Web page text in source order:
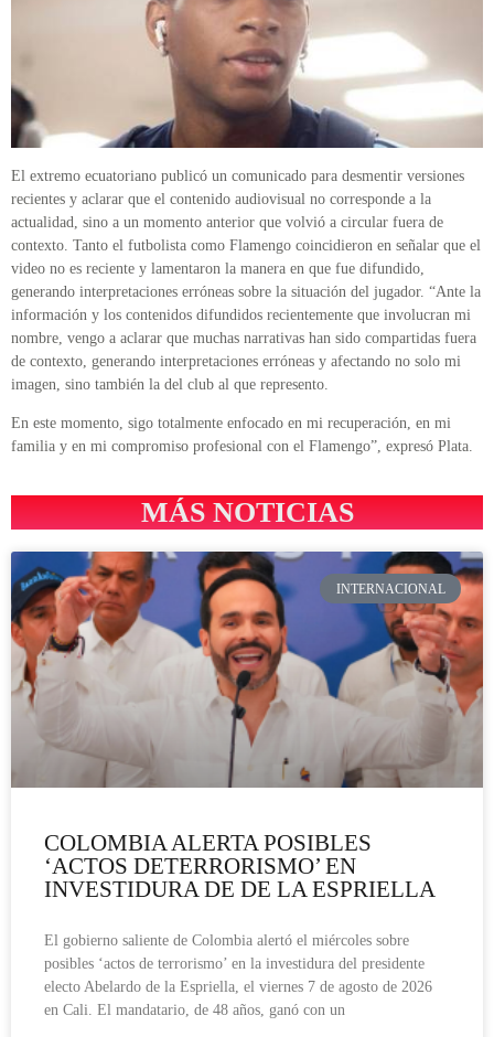
El extremo ecuatoriano publicó un comunicado para desmentir versiones
recientes y aclarar que el contenido audiovisual no corresponde a la
actualidad, sino a un momento anterior que volvió a circular fuera de
contexto. Tanto el futbolista como Flamengo coincidieron en señalar que el
video no es reciente y lamentaron la manera en que fue difundido,
generando interpretaciones erróneas sobre la situación del jugador. “Ante la
información y los contenidos difundidos recientemente que involucran mi
nombre, vengo a aclarar que muchas narrativas han sido compartidas fuera
de contexto, generando interpretaciones erróneas y afectando no solo mi
imagen, sino también la del club al que represento.
En este momento, sigo totalmente enfocado en mi recuperación, en mi
familia y en mi compromiso profesional con el Flamengo”, expresó Plata.
MÁS NOTICIAS
INTERNACIONAL
COLOMBIA ALERTA POSIBLES
‘ACTOS DETERRORISMO’ EN
INVESTIDURA DE DE LA ESPRIELLA
El gobierno saliente de Colombia alertó el miércoles sobre
posibles ‘actos de terrorismo’ en la investidura del presidente
electo Abelardo de la Espriella, el viernes 7 de agosto de 2026
en Cali. El mandatario, de 48 años, ganó con un